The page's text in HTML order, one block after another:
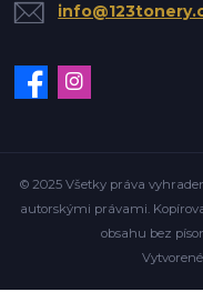
© 2025 Všetky práva
autorskými právami.
obsahu bez